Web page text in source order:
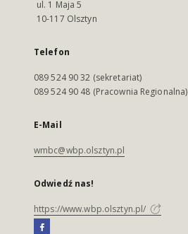
ul. 1 Maja 5
10-117 Olsztyn
Telefon
089 524 90 32 (sekretariat)
089 524 90 48 (Pracownia Regionalna)
E-Mail
wmbc@wbp.olsztyn.pl
Odwiedź nas!
https://www.wbp.olsztyn.pl/